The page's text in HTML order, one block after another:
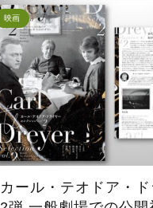
映画
カール・テオドア・